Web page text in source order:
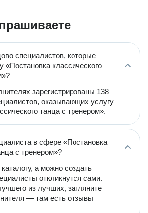
специалистов, которые
«Постановка классического
зарегистрированы 138
оказывающих услугу
танца с тренером».
в сфере «Постановка
с тренером»?
а можно создать
откликнутся сами.
из лучших, загляните
— там есть отзывы